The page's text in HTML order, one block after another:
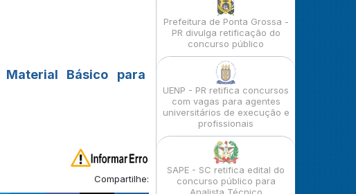
Material Básico para
Compartilhe:
Prefeitura de Ponta Grossa -
PR divulga retificação do
concurso público
UENP - PR retifica concursos
com vagas para agentes
universitários de execução e
profissionais
SAPE - SC retifica edital do
concurso público para